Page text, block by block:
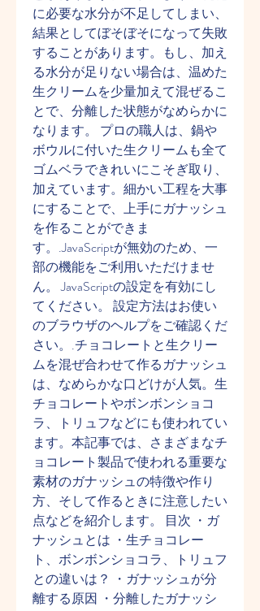
に必要な水分が不足してしまい、
結果としてぼそぼそになって失敗
することがあります。もし、加え
る水分が足りない場合は、温めた
生クリームを少量加えて混ぜるこ
とで、分離した状態がなめらかに
なります。 プロの職人は、鍋や
ボウルに付いた生クリームも全て
ゴムベラできれいにこそぎ取り、
加えています。細かい工程を大事
にすることで、上手にガナッシュ
を作ることができま
す。.JavaScriptが無効のため、一
部の機能をご利用いただけませ
ん。 JavaScriptの設定を有効にし
てください。 設定方法はお使い
のブラウザのヘルプをご確認くだ
さい。.チョコレートと生クリー
ムを混ぜ合わせて作るガナッシュ
は、なめらかな口どけが人気。生
チョコレートやボンボンショコ
ラ、トリュフなどにも使われてい
ます。本記事では、さまざまなチ
ョコレート製品で使われる重要な
素材のガナッシュの特徴や作り
方、そして作るときに注意したい
点などを紹介します。 目次 ・ガ
ナッシュとは ・生チョコレー
ト、ボンボンショコラ、トリュフ
との違いは？ ・ガナッシュが分
離する原因 ・分離したガナッシ